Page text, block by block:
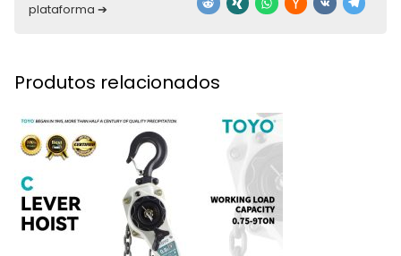
plataforma ➔
Produtos relacionados